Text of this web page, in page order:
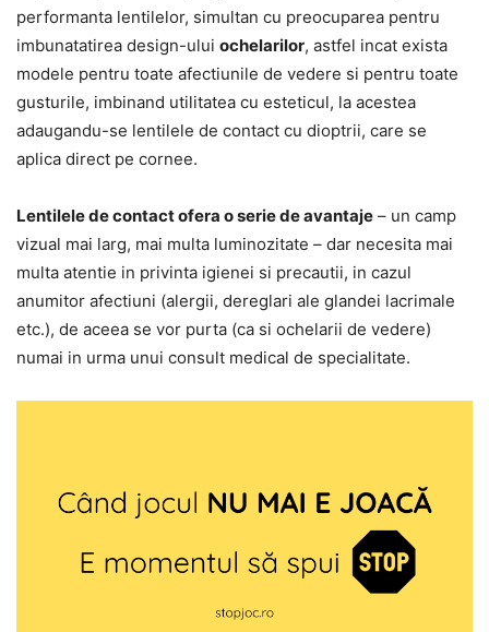
performanta lentilelor, simultan cu preocuparea pentru
imbunatatirea design-ului ochelarilor, astfel incat exista
modele pentru toate afectiunile de vedere si pentru toate
gusturile, imbinand utilitatea cu esteticul, la acestea
adaugandu-se lentilele de contact cu dioptrii, care se
aplica direct pe cornee.
Lentilele de contact ofera o serie de avantaje – un camp
vizual mai larg, mai multa luminozitate – dar necesita mai
multa atentie in privinta igienei si precautii, in cazul
anumitor afectiuni (alergii, dereglari ale glandei lacrimale
etc.), de aceea se vor purta (ca si ochelarii de vedere)
numai in urma unui consult medical de specialitate.